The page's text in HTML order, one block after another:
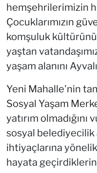
hemşehrilerimizin
Çocuklarımızın
komşuluk
yaştan
yaşam alanını
Yeni Mahalle'nin
Sosyal Yaşam
yatırım
sosyal belediyecilik
ihtiyaçlarına
hayata